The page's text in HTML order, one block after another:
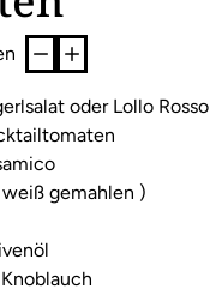
oder Lollo Rosso
gemahlen )